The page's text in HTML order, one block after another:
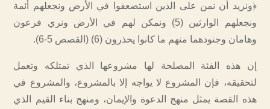
﴿ونريد أن نمن على الذين استضعفوا في الأرض ونجعلهم أئمة
ونجعلهم الوارثين (5) ونمكن لهم في الأرض ونري فرعون
وهامان وجنودهما منهم ما كانوا يحذرون (6) (القصص 5-6).
إن هذه الفئة المصلحة لها مشروعها الذي تمتلكه وتعمل
لتحقيقه، فإن المشروع لا يواجه إلا بالمشروع، والمشروع في
هذه القصة يمثل منهج الدعوة والإيمان، ومنهج بناء القيم الذي